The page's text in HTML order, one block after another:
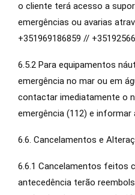
o cliente terá acesso a
emergências ou avarias
+351969186859 //
6.5.2 Para equipamentos
emergência no mar ou em
contactar imediatamente o
emergência (112) e informar
6.6. Cancelamentos e
6.6.1 Cancelamentos feitos
antecedência terão